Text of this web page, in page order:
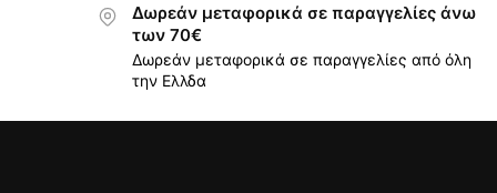
Δωρεάν μεταφορικά σε παραγγελίες άνω
των 70€
Δωρεάν μεταφορικά σε παραγγελίες από όλη
την Ελλδα